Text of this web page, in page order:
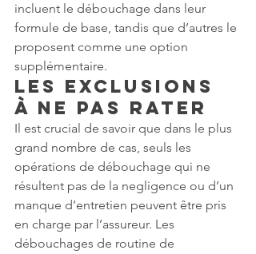
incluent le débouchage dans leur
formule de base, tandis que d’autres le
proposent comme une option
supplémentaire.
Les exclusions
à ne pas rater
Il est crucial de savoir que dans le plus
grand nombre de cas, seuls les
opérations de débouchage qui ne
résultent pas de la negligence ou d’un
manque d’entretien peuvent être pris
en charge par l’assureur. Les
débouchages de routine de